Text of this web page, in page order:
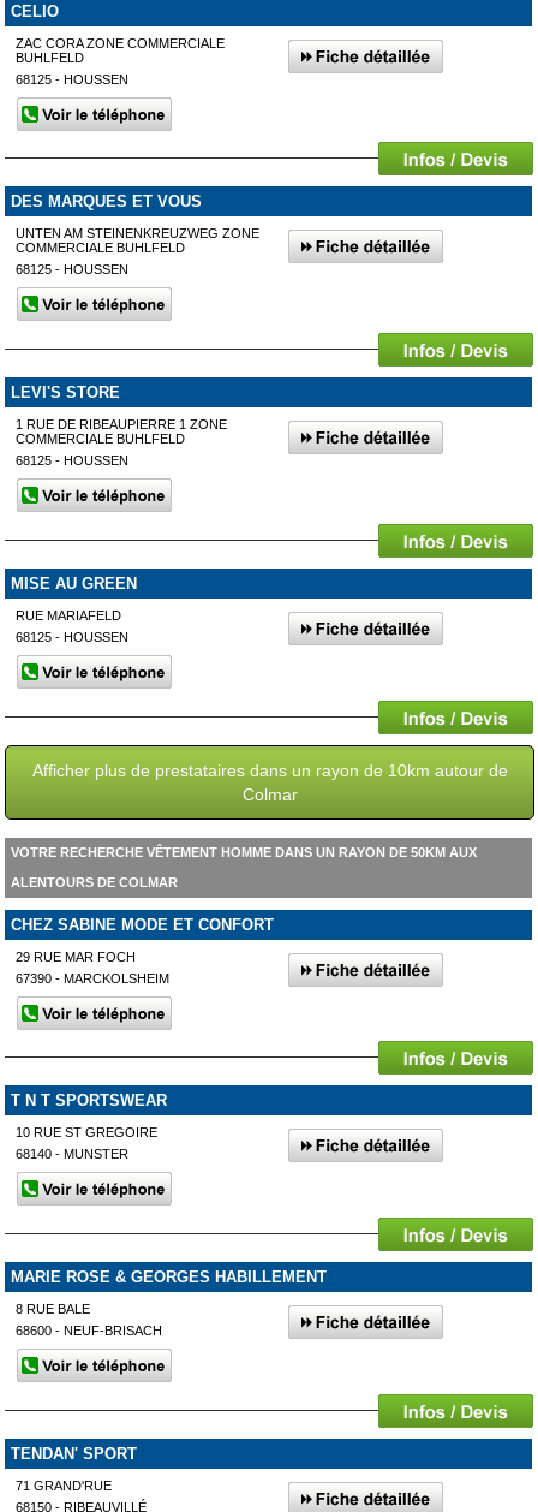
CELIO
ZAC CORA ZONE COMMERCIALE
BUHLFELD
68125 - HOUSSEN
DES MARQUES ET VOUS
UNTEN AM STEINENKREUZWEG ZONE
COMMERCIALE BUHLFELD
68125 - HOUSSEN
LEVI'S STORE
1 RUE DE RIBEAUPIERRE 1 ZONE
COMMERCIALE BUHLFELD
68125 - HOUSSEN
MISE AU GREEN
RUE MARIAFELD
68125 - HOUSSEN
Afficher plus de prestataires dans un rayon de 10km autour de
Colmar
VOTRE RECHERCHE VÊTEMENT HOMME DANS UN RAYON DE 50KM AUX
ALENTOURS DE COLMAR
CHEZ SABINE MODE ET CONFORT
29 RUE MAR FOCH
67390 - MARCKOLSHEIM
T N T SPORTSWEAR
10 RUE ST GREGOIRE
68140 - MUNSTER
MARIE ROSE & GEORGES HABILLEMENT
8 RUE BALE
68600 - NEUF-BRISACH
TENDAN' SPORT
71 GRAND'RUE
68150 - RIBEAUVILLÉ